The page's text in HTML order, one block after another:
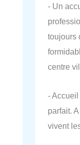
- Un
toujours
centre
-
parfait.
vivent